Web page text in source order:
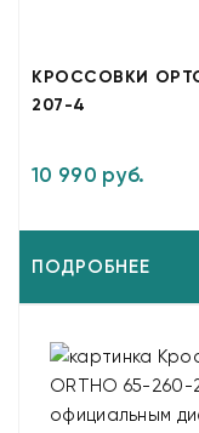
КРОССОВКИ
207-4
10 990 руб.
ПОДРОБНЕЕ